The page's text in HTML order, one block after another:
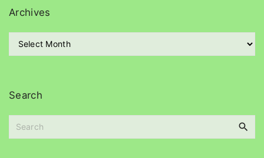
g
r
e
Archives
A
v
Search